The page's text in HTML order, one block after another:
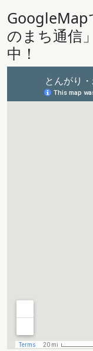
GoogleMap
のまち通信
中！